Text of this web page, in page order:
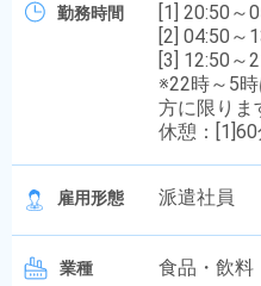
勤務時間
[1] 20:50～
[2] 04:50～
[3] 12:50～
※22時～5
方に限りま
休憩：
雇用形態 派遣社員
業種 食品・飲料